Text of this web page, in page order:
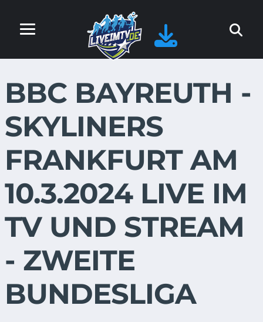
BBC BAYREUTH -
SKYLINERS
FRANKFURT AM
10.3.2024 LIVE IM
TV UND STREAM
- ZWEITE
BUNDESLIGA